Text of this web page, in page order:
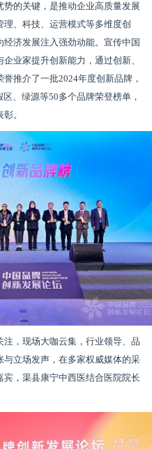
的关键，是推动企业高质量发展
、科技、运营模式等多维度创
济发展注入强劲动能。宣传中国
业家提升创新能力，通过创新、
推介了一批2024年度创新品牌，
、绿源等50多个品牌荣登榜单，
。
，现场大咖云集，行业领导、品
立场发声，在多家权威媒体的采
，渠县康宁中西医结合医院院长